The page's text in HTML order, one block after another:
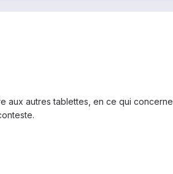
aux autres tablettes, en ce qui